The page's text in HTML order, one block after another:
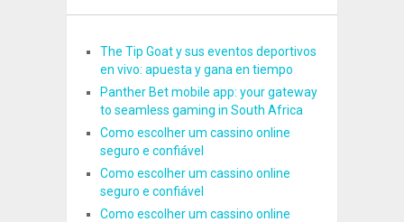
The Tip Goat y sus eventos deportivos
en vivo: apuesta y gana en tiempo
Panther Bet mobile app: your gateway
to seamless gaming in South Africa
Como escolher um cassino online
seguro e confiável
Como escolher um cassino online
seguro e confiável
Como escolher um cassino online